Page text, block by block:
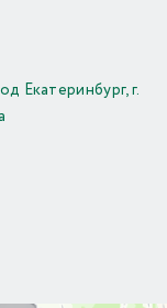
Екатеринбург, г.